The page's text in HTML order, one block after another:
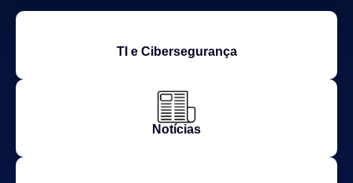
TI e Cibersegurança
Notícias